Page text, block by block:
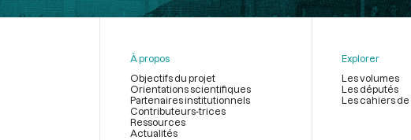
À propos
Objectifs du projet
Orientations scientifiques
Partenaires institutionnels
Contributeurs-trices
Ressources
Actualités
Explorer
Les volumes
Les députés
Les cahiers